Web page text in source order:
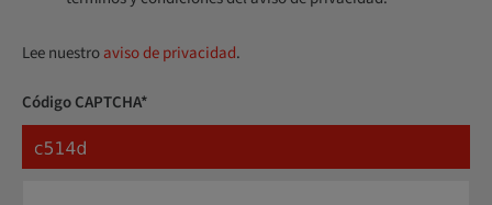
Lee nuestroaviso de privacidad.
Código CAPTCHA*